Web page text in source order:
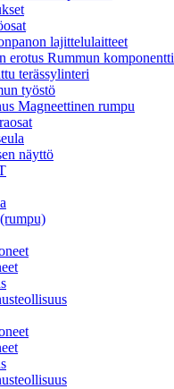
lajittelulaitteet
erotus Rummun komponentti
terässylinteri
työstö
Magneettinen rumpu
näyttö